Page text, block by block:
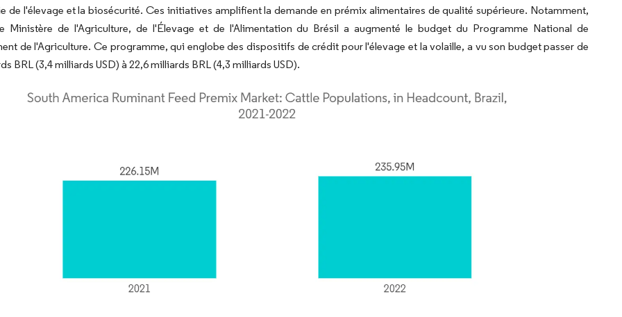
de l'élevage et la biosécurité. Ces initiatives amplifient la demande en prémix alimentaires de qualité supérieure. Notamment,
Ministère de l'Agriculture, de l'Élevage et de l'Alimentation du Brésil a augmenté le budget du Programme National de
de l'Agriculture. Ce programme, qui englobe des dispositifs de crédit pour l'élevage et la volaille, a vu son budget passer de
BRL (3,4 milliards USD) à 22,6 milliards BRL (4,3 milliards USD).